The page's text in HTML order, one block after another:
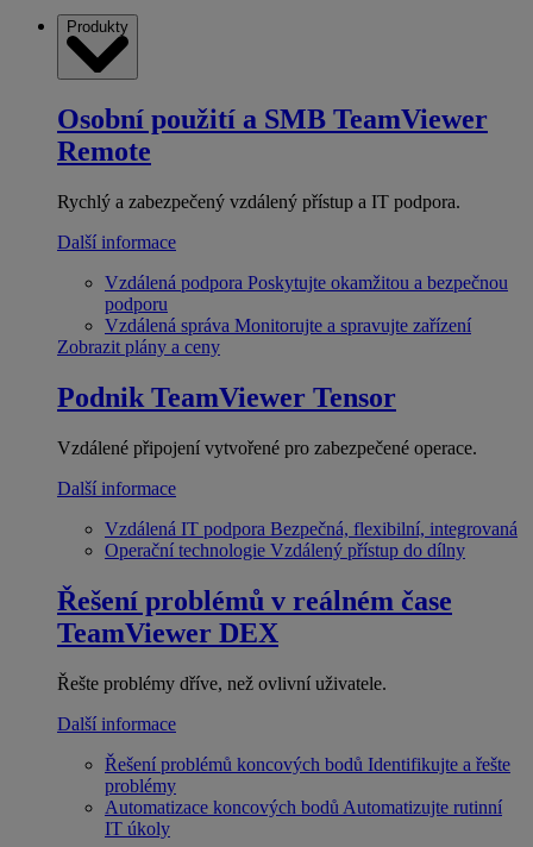
Produkty
Osobní použití a SMB TeamViewer
Remote
Rychlý a zabezpečený vzdálený přístup a IT podpora.
Další informace
Vzdálená podpora Poskytujte okamžitou a bezpečnou
podporu
Vzdálená správa Monitorujte a spravujte zařízení
Zobrazit plány a ceny
Podnik TeamViewer Tensor
Vzdálené připojení vytvořené pro zabezpečené operace.
Další informace
Vzdálená IT podpora Bezpečná, flexibilní, integrovaná
Operační technologie Vzdálený přístup do dílny
Řešení problémů v reálném čase
TeamViewer DEX
Řešte problémy dříve, než ovlivní uživatele.
Další informace
Řešení problémů koncových bodů Identifikujte a řešte
problémy
Automatizace koncových bodů Automatizujte rutinní
IT úkoly